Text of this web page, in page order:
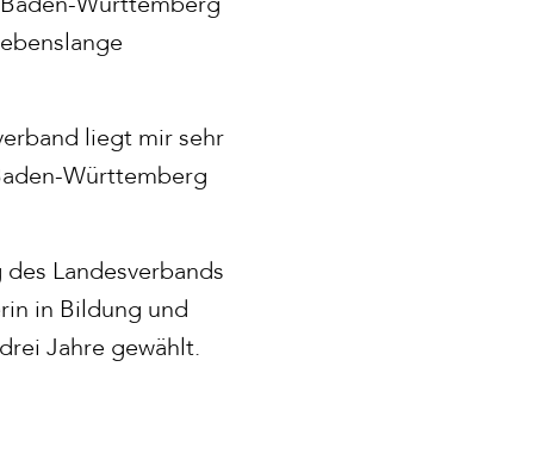
liegt mir sehr
Württemberg
Landesverbands
in Bildung und
Jahre gewählt.